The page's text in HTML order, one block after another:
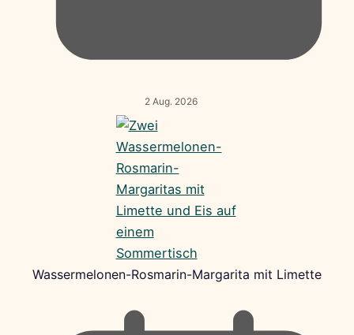
2 Aug. 2026
Wassermelonen-Rosmarin-Margarita mit Limette